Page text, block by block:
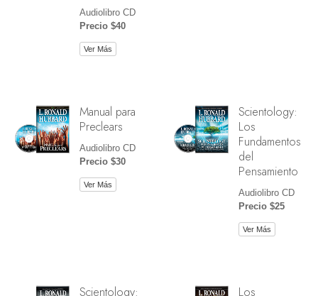
Audiolibro CD
Precio $40
Ver Más
Manual para
Preclears
Audiolibro CD
Precio $30
Ver Más
Scientology:
Los
Fundamentos
del
Pensamiento
Audiolibro CD
Precio $25
Ver Más
Scientology:
Los